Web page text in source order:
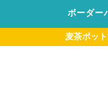
ボーダー
麦茶ポッ